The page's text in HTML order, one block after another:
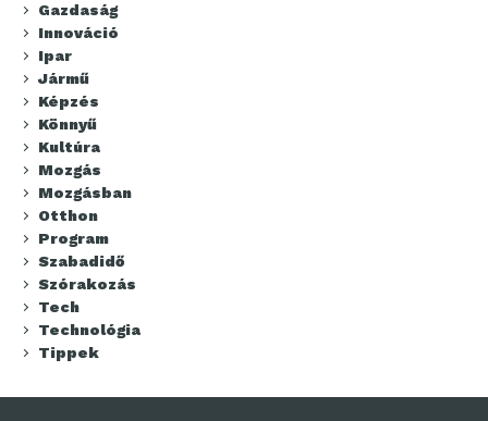
Gazdaság
Innováció
Ipar
Jármű
Képzés
Könnyű
Kultúra
Mozgás
Mozgásban
Otthon
Program
Szabadidő
Szórakozás
Tech
Technológia
Tippek